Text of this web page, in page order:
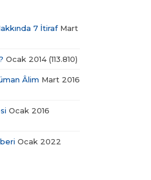
7 İtirafMart
Ocak 2014 (113.810)
Âlim Mart 2016
Ocak 2016
Ocak 2022